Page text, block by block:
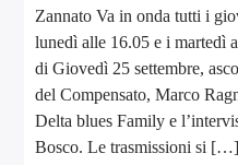
Zannato Va in onda tutti i
lunedì alle 16.05 e i martedì
di Giovedì 25 settembre,
del Compensato, Marco
Delta blues Family e
Bosco. Le trasmissioni si […]